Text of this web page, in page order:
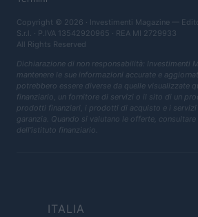
Copyright © 2026 · Investimenti Magazine —
S.r.l. · P.IVA 13542920965 · REA MI 2729933
All Rights Reserved
Dichiarazione di non responsabilità: Investimenti
mantenere le sue informazioni accurate e
potrebbero essere diverse da quelle visualizzate
finanziario, un fornitore di servizi o il sito di un
prodotti finanziari, i prodotti di acquisto e i servizi
garanzia. Quando si valutano le offerte,
dell'istituto finanziario.
ITALIA